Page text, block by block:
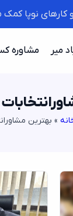
نوپا کمک
میر مشاوره
» بهترین